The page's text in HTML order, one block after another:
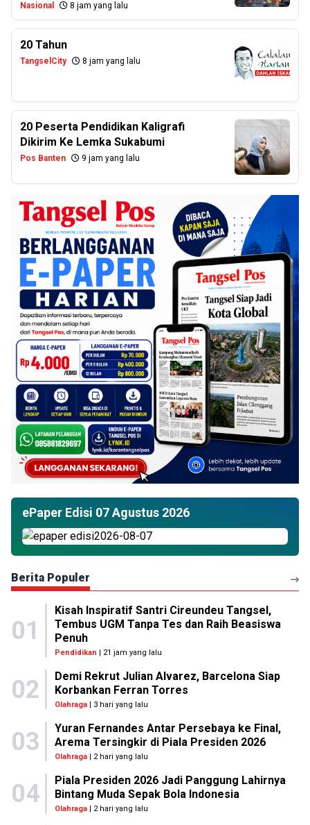
Nasional 8 jam yang lalu
20 Tahun
TangselCity 8 jam yang lalu
20 Peserta Pendidikan Kaligrafi
Dikirim Ke Lemka Sukabumi
Pos Banten 9 jam yang lalu
ePaper Edisi 07 Agustus 2026
Berita Populer
01
Kisah Inspiratif Santri Cireundeu Tangsel,
Tembus UGM Tanpa Tes dan Raih Beasiswa
Penuh
Pendidikan | 21 jam yang lalu
02
Demi Rekrut Julian Alvarez, Barcelona Siap
Korbankan Ferran Torres
Olahraga| 3 hari yang lalu
03
Yuran Fernandes Antar Persebaya ke Final,
Arema Tersingkir di Piala Presiden 2026
Olahraga| 2 hari yang lalu
04
Piala Presiden 2026 Jadi Panggung Lahirnya
Bintang Muda Sepak Bola Indonesia
Olahraga| 2 hari yang lalu